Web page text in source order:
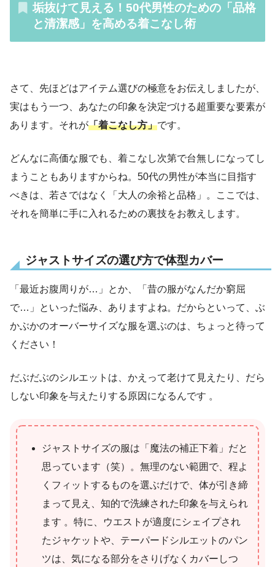
垢抜けて見える！50代男性のための「品格
と清潔感」を高める着こなし術
さて、先ほどはアイテム選びの極意をお伝えしましたが、
実はもう一つ、あなたの印象を決定づける超重要な要素が
あります。それが「着こなし方」です。
どんなに高価な服でも、着こなし次第で台無しになってし
まうこともありますからね。50代の男性が本当に目指す
べきは、若さではなく「大人の余裕と品格」。ここでは、
それを簡単に手に入れるための裏技をお教えします。
ジャストサイズの選び方で体型カバー
「最近お腹周りが…」とか、「昔の服がなんだか窮屈
で…」といった悩み、ありますよね。だからといって、ぶ
かぶかのオーバーサイズな服を選ぶのは、ちょっと待って
ください！
だぶだぶのシルエットは、かえって老けて見えたり、だら
しない印象を与えたりする原因になるんです 。
ジャストサイズの服は「魔法の補正下着」だと
思っています（笑）。無理のない範囲で、程よ
くフィットするものを選ぶだけで、体が引き締
まって見え、知的で洗練された印象を与えられ
ます 。特に、ウエストが適度にシェイプされ
たジャケットや、テーパードシルエットのパン
ツは、気になる部分をさりげなくカバーしつ